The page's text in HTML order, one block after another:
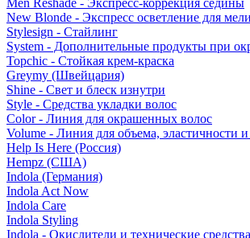
Men Reshade - Экспресс-коррекция седины
New Blonde - Экспресс осветление для
Stylesign - Стайлинг
System - Дополнительные продукты при
Topchic - Стойкая крем-краска
Greymy (Швейцария)
Shine - Свет и блеск изнутри
Style - Средства укладки волос
Color - Линия для окрашенных волос
Volume - Линия для объема, эластичности
Help Is Here (Россия)
Hempz (США)
Indola (Германия)
Indola Act Now
Indola Care
Indola Styling
Indola - Окислители и технические средства